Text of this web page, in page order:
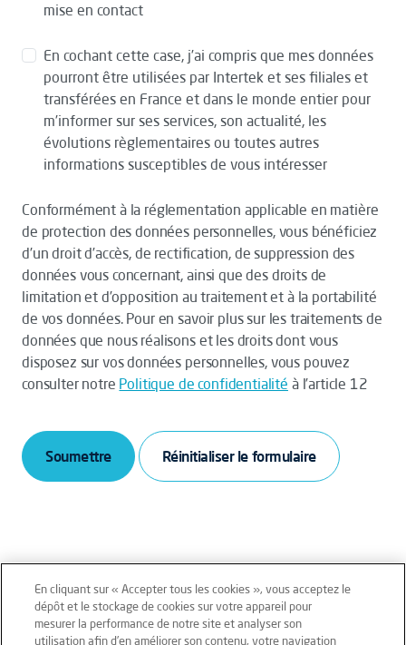
mise en contact
En cochant cette case, j’ai compris que mes données
pourront être utilisées par Intertek et ses filiales et
transférées en France et dans le monde entier pour
m’informer sur ses services, son actualité, les
évolutions règlementaires ou toutes autres
informations susceptibles de vous intéresser
Conformément à la réglementation applicable en matière
de protection des données personnelles, vous bénéficiez
d’un droit d’accès, de rectification, de suppression des
données vous concernant, ainsi que des droits de
limitation et d’opposition au traitement et à la portabilité
de vos données. Pour en savoir plus sur les traitements de
données que nous réalisons et les droits dont vous
disposez sur vos données personnelles, vous pouvez
consulter notre Politique de confidentialité à l’article 12
Soumettre
Mentions légales Conditions générales
En cliquant sur « Accepter tous les cookies », vous acceptez le
dépôt et le stockage de cookies sur votre appareil pour
mesurer la performance de notre site et analyser son
utilisation afin d’en améliorer son contenu, votre navigation